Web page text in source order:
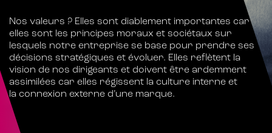
Nos valeurs ? Elles sont diablement importantes car
elles sont les principes moraux et sociétaux sur
lesquels notre entreprise se base pour prendre ses
décisions stratégiques et évoluer. Elles reflètent la
vision de nos dirigeants et doivent être ardemment
assimilées car elles régissent la culture interne et
la connexion externe d’une marque.